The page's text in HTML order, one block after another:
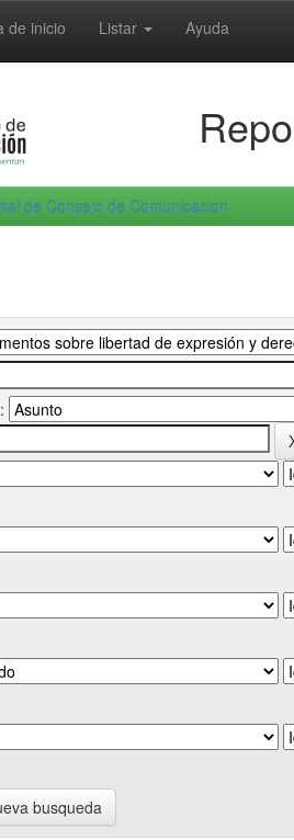
de inicio Listar Ayuda
de Consejo de Comunicacion
busqueda